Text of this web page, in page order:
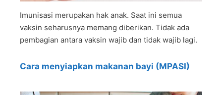
Imunisasi merupakan hak anak. Saat ini semua
vaksin seharusnya memang diberikan. Tidak ada
pembagian antara vaksin wajib dan tidak wajib lagi.
Cara menyiapkan makanan bayi (MPASI)